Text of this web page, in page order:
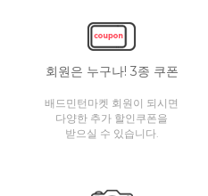
회원은 누구나! 3종 쿠폰
배드민턴마켓 회원이 되시면
다양한 추가 할인쿠폰을
받으실 수 있습니다.